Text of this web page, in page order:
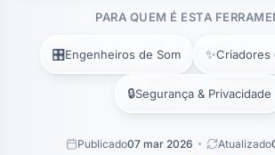
PARA QUEM É ESTA
🎛️Engenheiros de Som ✨Criadores
🔒Segurança & Privacidade
Publicado07 mar 2026 Atualizado